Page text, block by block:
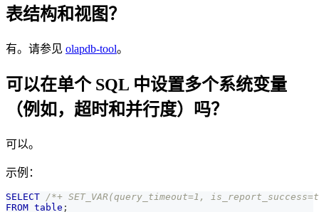
表结构和视图？
有。请参见 olapdb-tool。
可以在单个 SQL 中设置多个系统变量
（例如，超时和并行度）吗？
可以。
示例：
SELECT /*+ SET_VAR(query_timeout=1,
FROM table ;